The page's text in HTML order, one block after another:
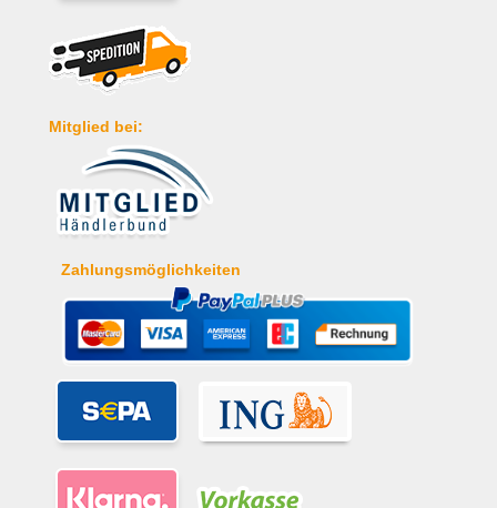
Mitglied bei:
Zahlungsmöglichkeiten